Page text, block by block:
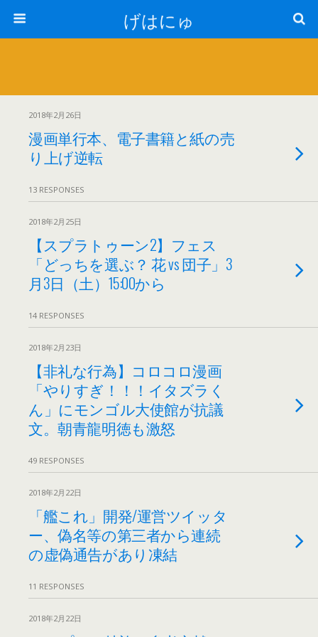
げはにゅ
2018年2月26日
漫画単行本、電子書籍と紙の売
り上げ逆転
13 RESPONSES
2018年2月25日
【スプラトゥーン2】フェス
「どっちを選ぶ？ 花 vs 団子」3
月3日（土）15:00から
14 RESPONSES
2018年2月23日
【非礼な行為】コロコロ漫画
「やりすぎ！！！イタズラく
ん」にモンゴル大使館が抗議
文。朝青龍明徳も激怒
49 RESPONSES
2018年2月22日
「艦これ」開発/運営ツイッタ
ー、偽名等の第三者から連続
の虚偽通告があり凍結
11 RESPONSES
2018年2月22日